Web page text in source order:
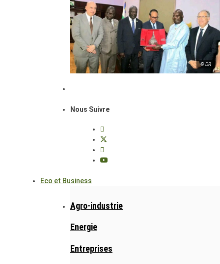
© DR
Nous Suivre
Eco et Business
Agro-industrie
Energie
Entreprises